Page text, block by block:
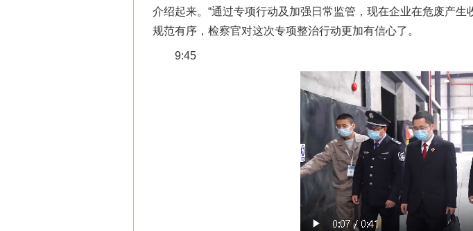
介绍起来。“通过专项行动及加强日常监管，现在企业在危废产
规范有序，检察官对这次专项整治行动更加有信心了。
9:45